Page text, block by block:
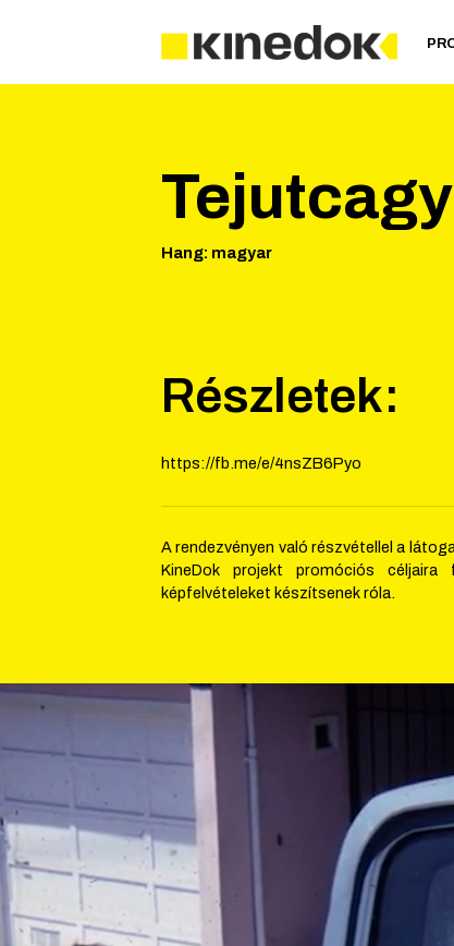
Hang: magyar
Részletek:
https://fb.me/e/4nsZB6Pyo
A rendezvényen való részvétellel a
KineDok projekt promóciós
képfelvételeket készítsenek róla.